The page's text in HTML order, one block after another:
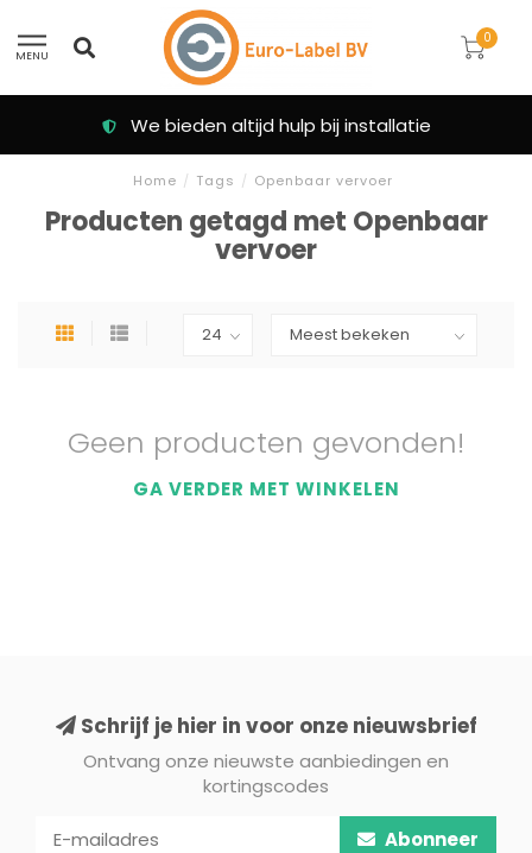
MENU
0
We bieden altijd hulp bij installatie
Home / Tags / Openbaar vervoer
Producten getagd met Openbaar
vervoer
Geen producten gevonden!
GA VERDER MET WINKELEN
Schrijf je hier in voor onze nieuwsbrief
Ontvang onze nieuwste aanbiedingen en
kortingscodes
Abonneer